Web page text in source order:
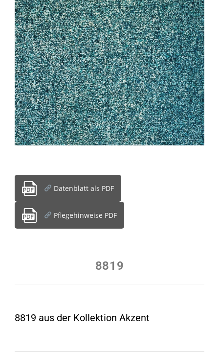
Datenblatt als PDF
Pflegehinweise PDF
8819
8819 aus der Kollektion Akzent